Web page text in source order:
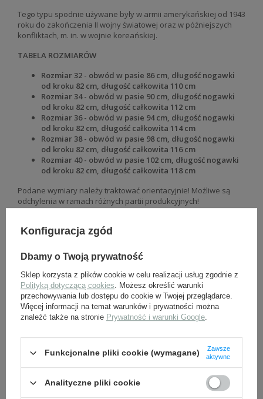
Tego typu spodnie używane były w armii amerykańskiej od 1943
roku do zakończenia II wojny światowej oraz w późniejszych
konfliktach, m. in. w wojnie koreańskiej.
TABELA ROZMIARÓW
Rozmiar 32 - obwód w pasie 86 cm, długość nogawki
od kroku 82 cm, długość całkowita 110 cm
Rozmiar 34 - obwód w pasie 90 cm, długość nogawki
od kroku 82 cm, długość całkowita 112 cm
Rozmiar 36 - obwód w pasie 94 cm, długość nogawki
od kroku 82 cm, długość całkowita 114 cm
Rozmiar 38 - obwód w pasie 98 cm, długość nogawki
od kroku 82 cm, długość całkowita 116 cm
Rozmiar 40 - obwód w pasie 102 cm, długość nogawki
od kroku 82 cm, długość całkowita 118 cm
Podane wymiary należy traktować orientacyjnie! Możliwe są
odchylenia w ramach różnych partii produkcyjnych!
WSZYSTKIE WARIANTY
ZADAJ PYTANIE
INNI Z TYM PRODUKTEM KUPILI
TAKŻE:
Konfiguracja zgód
Dbamy o Twoją prywatność
Sklep korzysta z plików cookie w celu realizacji usług zgodnie z
Polityką dotyczącą cookies. Możesz określić warunki
przechowywania lub dostępu do cookie w Twojej przeglądarce.
Więcej informacji na temat warunków i prywatności można
znaleźć także na stronie Prywatność i warunki Google.
Funkcjonalne pliki cookie (wymagane)
Zawsze
aktywne
Analityczne pliki cookie